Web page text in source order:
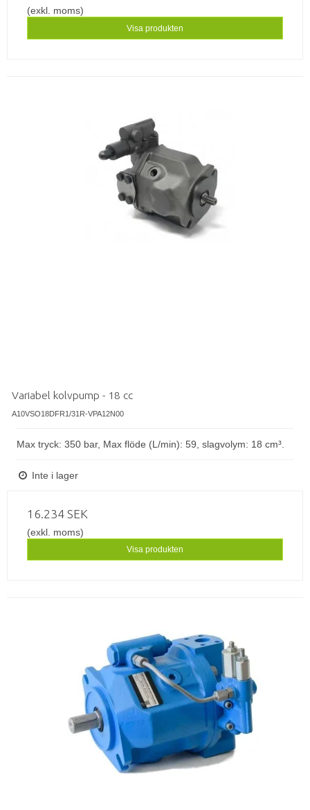
(exkl. moms)
Visa produkten
Variabel kolvpump - 18 cc
A10VSO18DFR1/31R-VPA12N00
Max tryck: 350 bar, Max flöde (L/min): 59, slagvolym: 18 cm³.
Inte i lager
16.234 SEK
(exkl. moms)
Visa produkten